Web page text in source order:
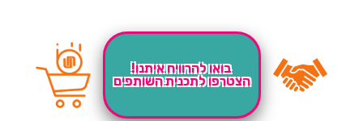
בואו להרוויח איתנו!
הצטרפו לתכנית השותפים